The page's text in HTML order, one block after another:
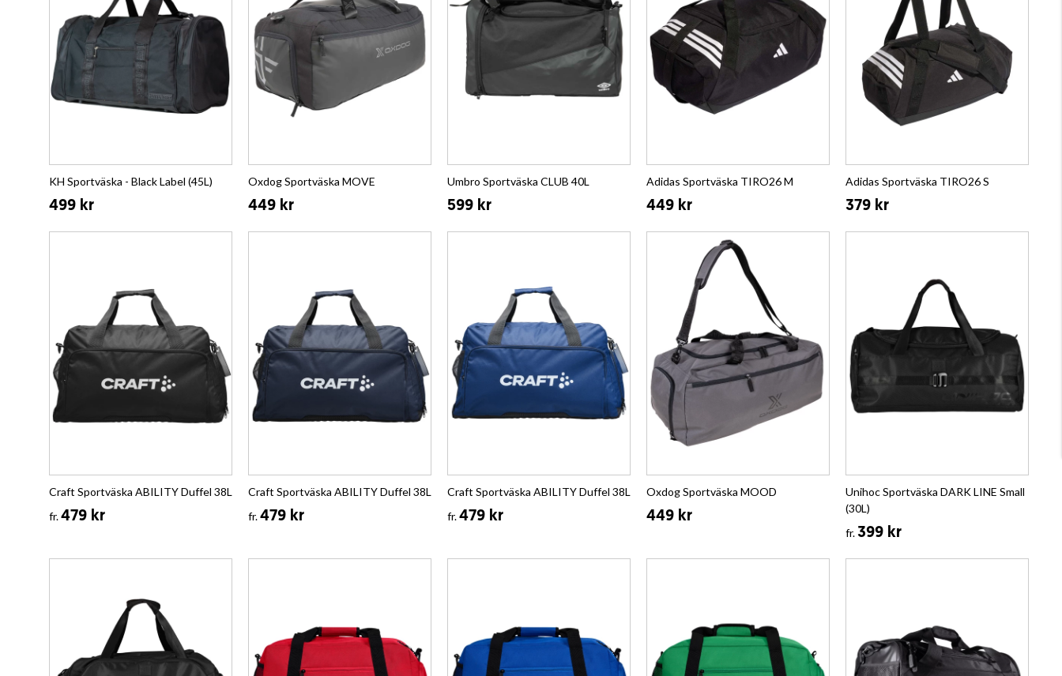
KH Sportväska - Black Label (45L)
499 kr
Oxdog Sportväska MOVE
449 kr
Umbro Sportväska CLUB 40L
599 kr
Adidas Sportväska TIRO26 M
449 kr
Adidas Sportväska TIRO26 S
379 kr
Craft Sportväska ABILITY Duffel 38L
fr.479 kr
Craft Sportväska ABILITY Duffel 38L
fr.479 kr
Craft Sportväska ABILITY Duffel 38L
fr.479 kr
Oxdog Sportväska MOOD
449 kr
Unihoc Sportväska DARK LINE Small
(30L)
fr.399 kr